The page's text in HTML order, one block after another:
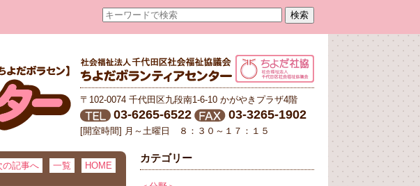
〒102-0074 千代田区九段南1-6-10 かがやきプラザ4階
03-6265-6522 03-3265-1902
[開室時間] 月～土曜日 ８：３０～１７：１５
の記事へ 一覧 HOME
カテゴリー